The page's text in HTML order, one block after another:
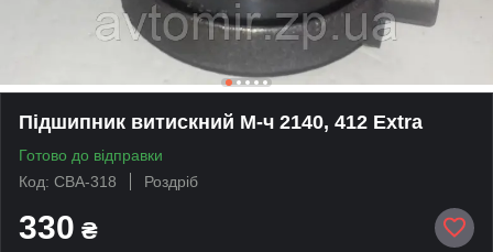
Підшипник витискний М-ч 2140, 412 Extra
Готово до відправки
Код: СВА-318
Роздріб
330 ₴